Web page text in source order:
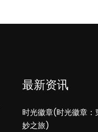
最新资讯
时光徽章(时光徽章：
妙之旅)